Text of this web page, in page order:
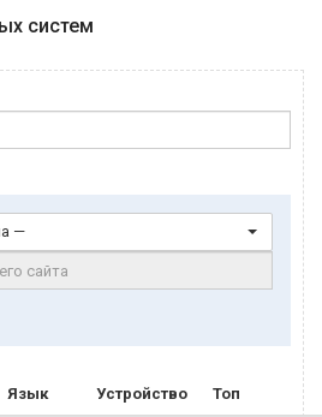
систем
—
Язык Устройство Топ